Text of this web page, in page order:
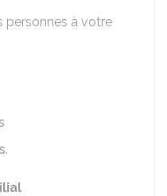
personnes à votre
.